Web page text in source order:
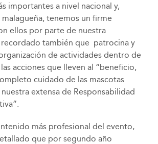
importantes a nivel nacional y,
tenemos un firme
ellos por parte de nuestra
recordado también que patrocina y
de actividades dentro de
acciones que lleven al “beneficio,
cuidado de las mascotas
extensa de Responsabilidad
más profesional del evento,
que por segundo año